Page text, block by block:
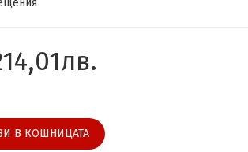
В КОШНИЦАТА